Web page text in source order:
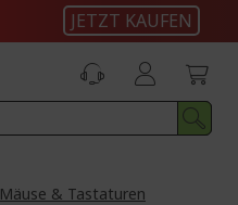
JETZT KAUFEN
Mäuse & Tastaturen